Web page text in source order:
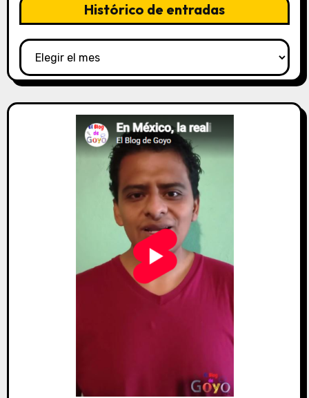
Histórico de entradas
Histórico
de
entradas